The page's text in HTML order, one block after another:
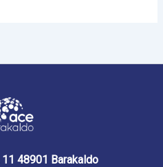
48901 Barakaldo